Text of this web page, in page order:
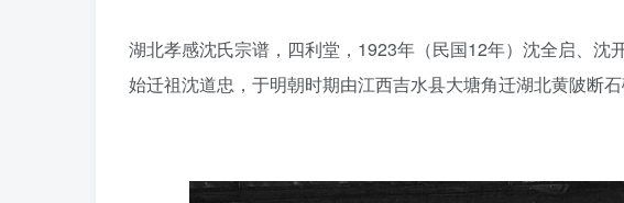
湖北孝感沈氏宗谱，四利堂，1923年（民国12年）沈全启、沈
始迁祖沈道忠，于明朝时期由江西吉水县大塘角迁湖北黄陂断石